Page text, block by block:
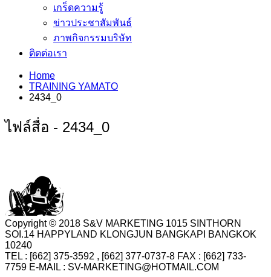
เกร็ดความรู้
ข่าวประชาสัมพันธ์
ภาพกิจกรรมบริษัท
ติดต่อเรา
Home
TRAINING YAMATO
2434_0
ไฟล์สื่อ - 2434_0
Copyright © 2018 S&V MARKETING 1015 SINTHORN
SOI.14 HAPPYLAND KLONGJUN BANGKAPI BANGKOK
10240
TEL : [662] 375-3592 , [662] 377-0737-8 FAX : [662] 733-
7759 E-MAIL : SV-MARKETING@HOTMAIL.COM